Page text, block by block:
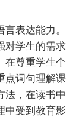
表达能力。
对学生的需求
在尊重学生个
点词句理解课
法，在读书中
中受到教育影